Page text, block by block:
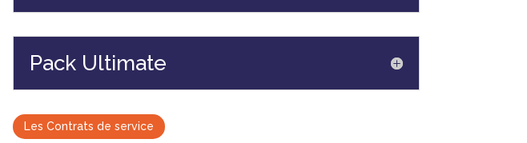
Pack Ultimate
Les Contrats de service